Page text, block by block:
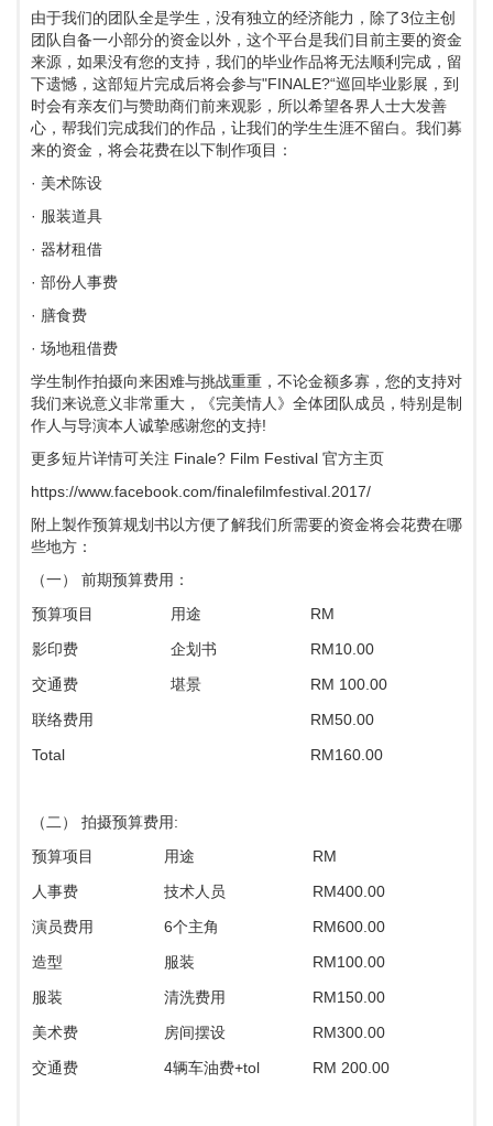
由于我们的团队全是学生，没有独立的经济能力，除了3位主创
团队自备一小部分的资金以外，这个平台是我们目前主要的资金
来源，如果没有您的支持，我们的毕业作品将无法顺利完成，留
下遗憾，这部短片完成后将会参与"FINALE?“巡回毕业影展，到
时会有亲友们与赞助商们前来观影，所以希望各界人士大发善
心，帮我们完成我们的作品，让我们的学生生涯不留白。我们募
来的资金，将会花费在以下制作项目：
· 美术陈设
· 服装道具
· 器材租借
· 部份人事费
· 膳食费
· 场地租借费
学生制作拍摄向来困难与挑战重重，不论金额多寡，您的支持对
我们来说意义非常重大，《完美情人》全体团队成员，特别是制
作人与导演本人诚挚感谢您的支持!
更多短片详情可关注 Finale? Film Festival 官方主页
https://www.facebook.com/finalefilmfestival.2017/
附上製作预算规划书以方便了解我们所需要的资金将会花费在哪
些地方：
（一） 前期预算费用：
预算项目
用途
RM
影印费
企划书
RM10.00
交通费
堪景
RM 100.00
联络费用
RM50.00
Total
RM160.00
（二） 拍摄预算费用:
预算项目
用途
RM
人事费
技术人员
RM400.00
演员费用
6个主角
RM600.00
造型
服装
RM100.00
服装
清洗费用
RM150.00
美术费
房间摆设
RM300.00
交通费
4辆车油费+tol RM 200.00